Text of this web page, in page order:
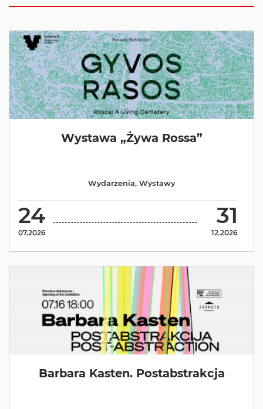
Wystawa „Żywa Rossa”
24
07.2026
31
12.2026
Wydarzenia, Wystawy
Barbara Kasten. Postabstrakcja